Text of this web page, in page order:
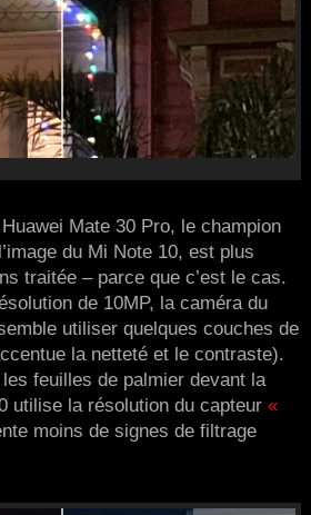
Mate 30 Pro, le champion
du Mi Note 10, est plus
traitée – parce que c’est le cas.
de 10MP, la caméra du
utiliser quelques couches de
la netteté et le contraste).
feuilles de palmier devant la
utilise la résolution du capteur «
moins de signes de filtrage